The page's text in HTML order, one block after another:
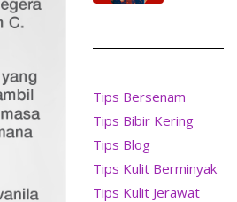
Tips Bersenam
Tips Bibir Kering
Tips Blog
Tips Kulit Berminyak
Tips Kulit Jerawat